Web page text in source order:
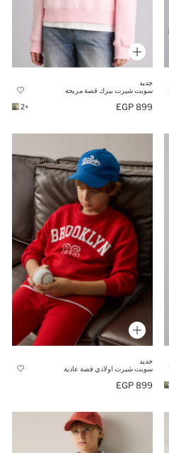
جديد
سويت شيرت بيزك قصة مريحة
899 EGP
+2
جديد
سويت شيرت اولادي قصة عادية
899 EGP